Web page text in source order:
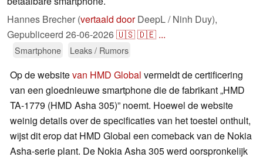
Hannes Brecher (vertaald doorDeepL / Ninh Duy),
Gepubliceerd 26-06-2026🇺🇸🇩🇪 ...
Smartphone Leaks / Rumors
Op de websitevan HMD Global vermeldt de certificering
van een gloednieuwe smartphone die de fabrikant „HMD
TA-1779 (HMD Asha 305)” noemt. Hoewel de website
weinig details over de specificaties van het toestel onthult,
wijst dit erop dat HMD Global een comeback van de Nokia
Asha-serie plant. De Nokia Asha 305 werd oorspronkelijk